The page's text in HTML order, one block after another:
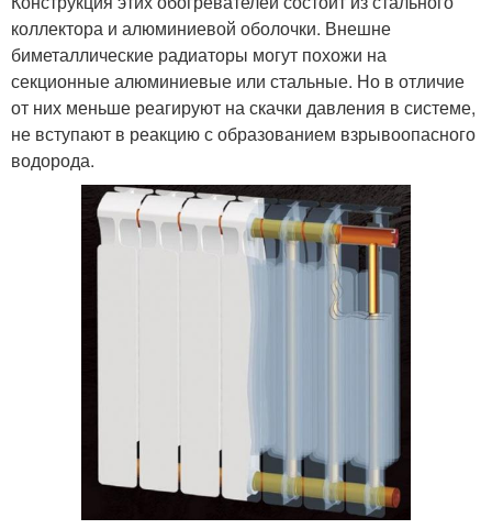
коллектора и алюминиевой оболочки. Внешне
биметаллические радиаторы могут похожи на
секционные алюминиевые или стальные. Но в отличие
от них меньше реагируют на скачки давления в системе,
не вступают в реакцию с образованием взрывоопасного
водорода.